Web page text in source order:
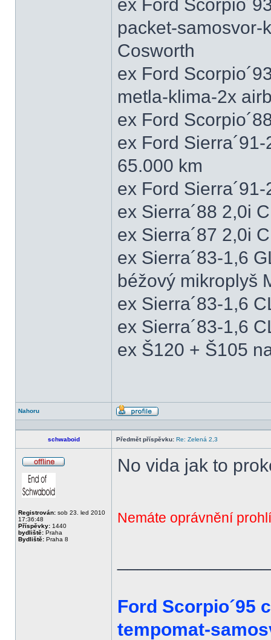
ex Ford
packet-samosvor-
Cosworth
ex Ford
metla-klima-2x
ex Ford
ex Ford
65.000 km
ex Ford
ex Sierra´88 2,0i
ex Sierra´87 2,0i
ex Sierra´83-1,6
béžový mikroplyš
ex Sierra´83-1,6
ex Sierra´83-1,6
ex Š120 + Š105
Nahoru
Profil
schwaboid Předmět příspěvku: Re: Zelená 2,3
Registrován: sob 23. led 2010
17:36:48
Příspěvky: 1440
bydliště: Praha
Bydliště: Praha 8
No vida jak to
Nemáte oprávnění
Ford Scorpio´95
tempomat-